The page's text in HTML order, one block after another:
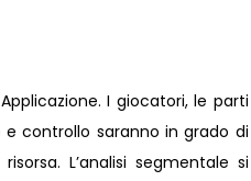
I giocatori, le parti
controllo saranno in grado di
L’analisi segmentale si